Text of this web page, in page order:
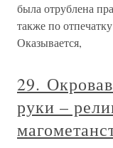
была отрублена
также по
Оказывается,
29.
руки –